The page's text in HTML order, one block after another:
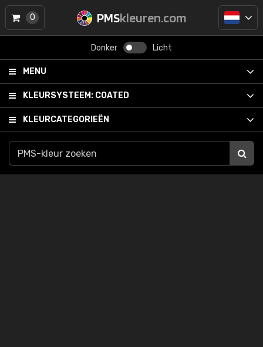
PMSkleuren.com
Donker Licht
MENU
KLEURSYSTEEM: COATED
KLEURCATEGORIEËN
0